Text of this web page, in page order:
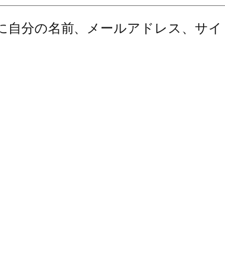
分の名前、メールアドレス、サ